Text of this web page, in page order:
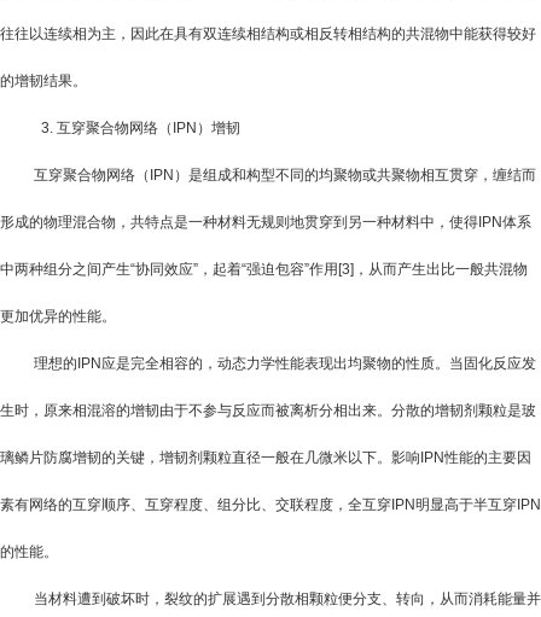
往往以连续相为主，因此在具有双连续相结构或相反转相结构的共混物中能获得较好
的增韧结果。
3. 互穿聚合物网络（ IPN ）增韧
互穿聚合物网络（ IPN ）是组成和构型不同的均聚物或共聚物相互贯穿，缠结而
形成的物理混合物，共特点是一种材料无规则地贯穿到另一种材料中，使得 IPN体系
中两种组分之间产生“协同效应”，起着“强迫包容”作用 [3] ，从而产生出比一般共混物
更加优异的性能。
理想的 IPN应是完全相容的，动态力学性能表现出均聚物的性质。当固化反应发
生时，原来相混溶的增韧由于不参与反应而被离析分相出来。分散的增韧剂颗粒是玻
璃鳞片防腐增韧的关键，增韧剂颗粒直径一般在几微米以下。影响 IPN性能的主要因
素有网络的互穿顺序、互穿程度、组分比、交联程度，全互穿 IPN明显高于半互穿 IPN
的性能。
当材料遭到破坏时，裂纹的扩展遇到分散相颗粒便分支、转向，从而消耗能量并